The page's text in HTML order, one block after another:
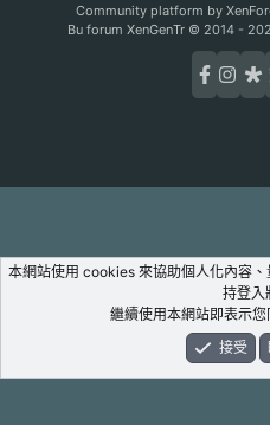
Community platform by
Bu forum XenGenTr © 2014 -
登
本網站使用 cookies 來協助個人化內容
持登入
繼續使用本網站即表示
接受